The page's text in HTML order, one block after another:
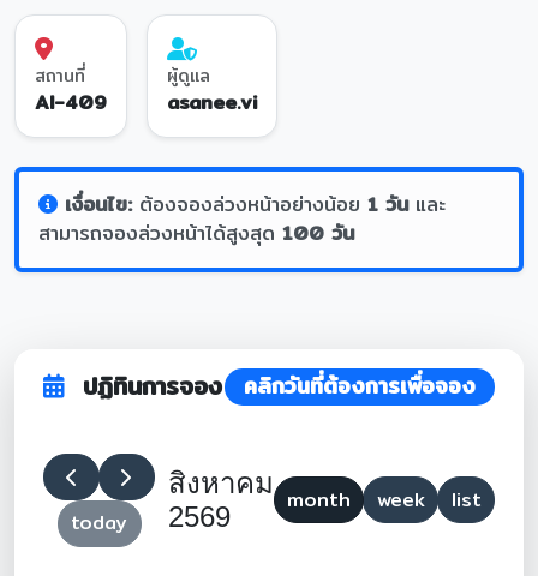
สถานที่
AI-409
ผู้ดูแล
asanee.vi
เงื่อนไข:ต้องจองล่วงหน้าอย่างน้อย 1 วันและ
สามารถจองล่วงหน้าได้สูงสุด 100 วัน
ปฏิทินการจอง คลิกวันที่ต้องการเพื่อจอง
today
สิงหาคม
2569
month week list